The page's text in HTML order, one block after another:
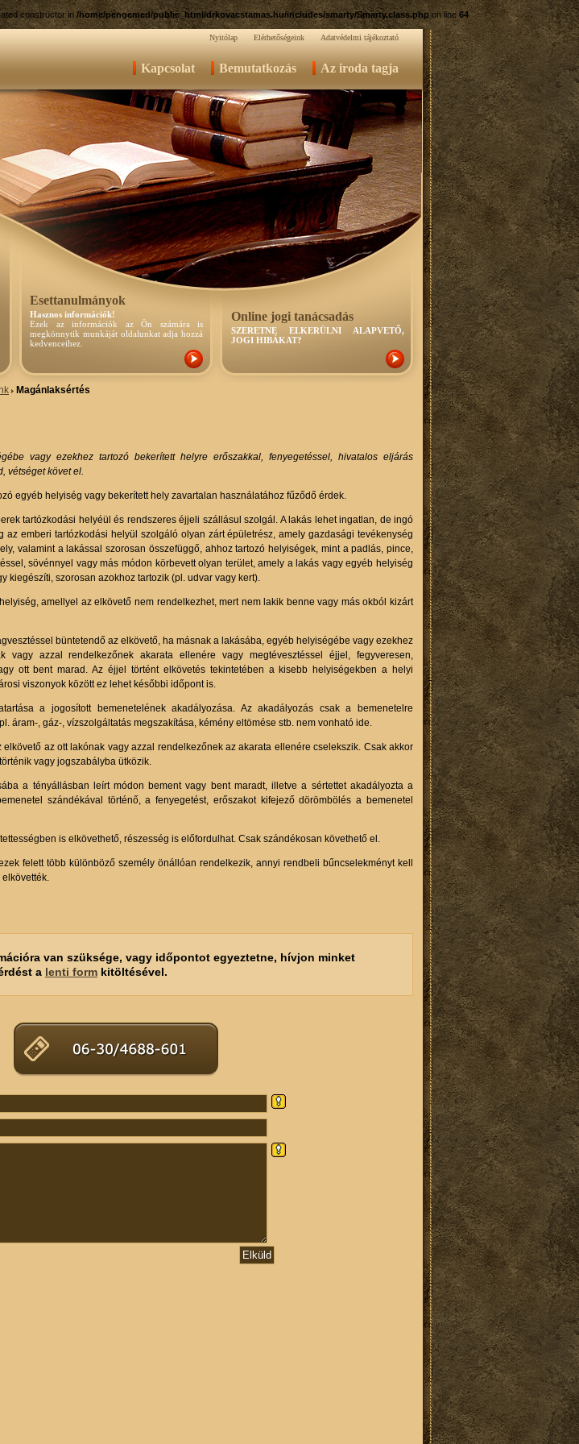
constructor in/home/pengemed/public_html/drkovacstamas.hu/includes/smarty/Smarty.class.phpon line 64
Nyitólap Elérhetőségeink Adatvédelmi tájékoztató
Kapcsolat Bemutatkozás Az iroda tagja
Esettanulmányok
Hasznos információk!
Ezek az információk az Ön számára is
megkönnytik munkáját oldalunkat adja hozzá
kedvenceihez.
Online jogi tanácsadás
SZERETNE ELKERÜLNI ALAPVETŐ,
JOGI HIBÁKAT?
Magánlaksértés
vagy ezekhez tartozó bekerített helyre erőszakkal, fenyegetéssel, hivatalos eljárás
vétséget követ el.
egyéb helyiség vagy bekerített hely zavartalan használatához fűződő érdek.
tartózkodási helyéül és rendszeres éjjeli szállásul szolgál. A lakás lehet ingatlan, de ingó
az emberi tartózkodási helyül szolgáló olyan zárt épületrész, amely gazdasági tevékenység
valamint a lakással szorosan összefüggő, ahhoz tartozó helyiségek, mint a padlás, pince,
sövénnyel vagy más módon körbevett olyan terület, amely a lakás vagy egyéb helyiség
kiegészíti, szorosan azokhoz tartozik (pl. udvar vagy kert).
amellyel az elkövető nem rendelkezhet, mert nem lakik benne vagy más okból kizárt
büntetendő az elkövető, ha másnak a lakásába, egyéb helyiségébe vagy ezekhez
vagy azzal rendelkezőnek akarata ellenére vagy megtévesztéssel éjjel, fegyveresen,
ott bent marad. Az éjjel történt elkövetés tekintetében a kisebb helyiségekben a helyi
viszonyok között ez lehet későbbi időpont is.
a jogosított bemenetelének akadályozása. Az akadályozás csak a bemenetelre
áram-, gáz-, vízszolgáltatás megszakítása, kémény eltömése stb. nem vonható ide.
az ott lakónak vagy azzal rendelkezőnek az akarata ellenére cselekszik. Csak akkor
vagy jogszabályba ütközik.
a tényállásban leírt módon bement vagy bent maradt, illetve a sértettet akadályozta a
szándékával történő, a fenyegetést, erőszakot kifejező dörömbölés a bemenetel
is elkövethető, részesség is előfordulhat. Csak szándékosan követhető el.
felett több különböző személy önállóan rendelkezik, annyi rendbeli bűncselekményt kell
van szüksége, vagy időpontot egyeztetne, hívjon minket
a lenti form kitöltésével.